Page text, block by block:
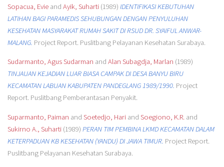
Sopacua, Evieand Ayik, Suharti(1989) IDENTIFIKASI KEBUTUHAN
LATIHAN BAGI PARAMEDIS SEHUBUNGAN DENGAN PENYULUHAN
KESEHATAN MASYARAKAT RUMAH SAKIT DI RSUD DR. SYAIFUL ANWAR-
MALANG. Project Report. Puslitbang Pelayanan Kesehatan Surabaya.
Sudarmanto, Agus Sudarman and Alan Subagdja, Marlan (1989)
TINJAUAN KEJADIAN LUAR BIASA CAMPAK DI DESA BANYU BIRU
KECAMATAN LABUAN KABUPATEN PANDEGLANG 1989/1990. Project
Report. Puslitbang Pemberantasan Penyakit.
Suparmanto, Paiman and Soetedjo, Hariand Soegiono, K.R.and
Sukirno A., Suharti(1989) PERAN TIM PEMBINA LKMD KECAMATAN DALAM
KETERPADUAN KB KESEHATAN (YANDU) DI JAWA TIMUR. Project Report.
Puslitbang Pelayanan Kesehatan Surabaya.